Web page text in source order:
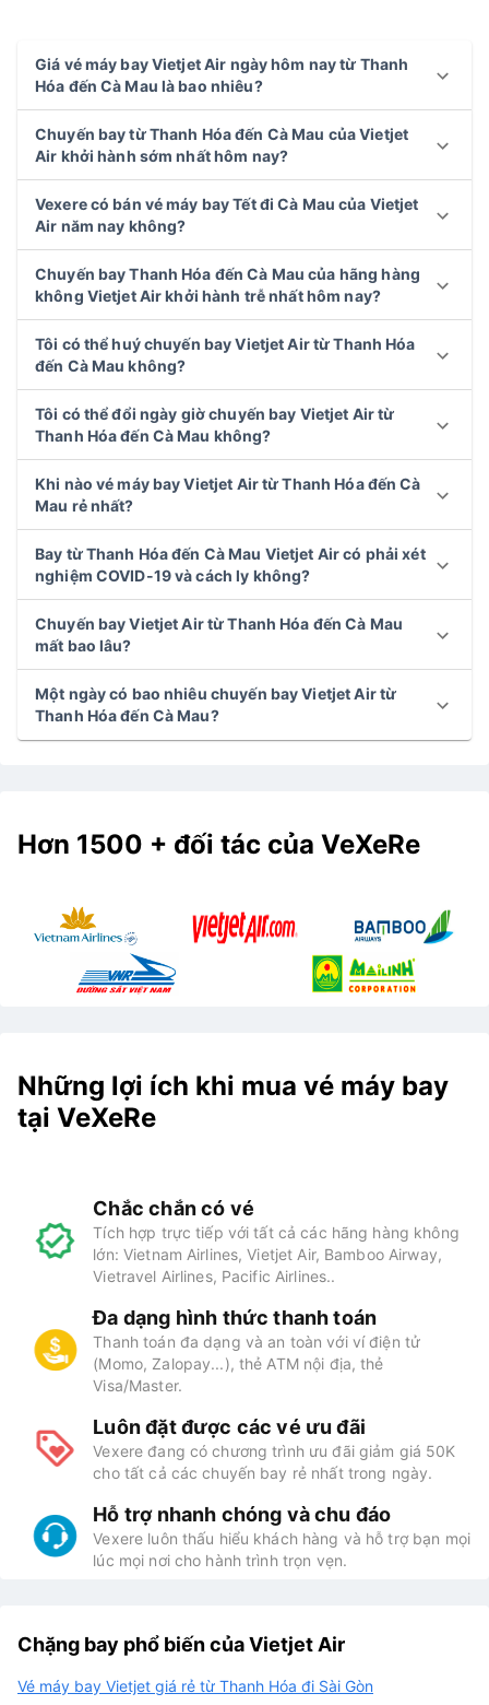
Giá vé máy bay Vietjet Air ngày hôm nay từ Thanh
Hóa đến Cà Mau là bao nhiêu?
Chuyến bay từ Thanh Hóa đến Cà Mau của Vietjet
Air khởi hành sớm nhất hôm nay?
Vexere có bán vé máy bay Tết đi Cà Mau của Vietjet
Air năm nay không?
Chuyến bay Thanh Hóa đến Cà Mau của hãng hàng
không Vietjet Air khởi hành trễ nhất hôm nay?
Tôi có thể huý chuyến bay Vietjet Air từ Thanh Hóa
đến Cà Mau không?
Tôi có thể đổi ngày giờ chuyến bay Vietjet Air từ
Thanh Hóa đến Cà Mau không?
Khi nào vé máy bay Vietjet Air từ Thanh Hóa đến Cà
Mau rẻ nhất?
Bay từ Thanh Hóa đến Cà Mau Vietjet Air có phải xét
nghiệm COVID-19 và cách ly không?
Chuyến bay Vietjet Air từ Thanh Hóa đến Cà Mau
mất bao lâu?
Một ngày có bao nhiêu chuyến bay Vietjet Air từ
Thanh Hóa đến Cà Mau?
Hơn 1500 + đối tác của VeXeRe
Những lợi ích khi mua vé máy bay
tại VeXeRe
Chắc chắn có vé
Tích hợp trực tiếp với tất cả các hãng hàng không
lớn: Vietnam Airlines, Vietjet Air, Bamboo Airway,
Vietravel Airlines, Pacific Airlines..
Đa dạng hình thức thanh toán
Thanh toán đa dạng và an toàn với ví điện tử
(Momo, Zalopay...), thẻ ATM nội địa, thẻ
Visa/Master.
Luôn đặt được các vé ưu đãi
Vexere đang có chương trình ưu đãi giảm giá 50K
cho tất cả các chuyến bay rẻ nhất trong ngày.
Hỗ trợ nhanh chóng và chu đáo
Vexere luôn thấu hiểu khách hàng và hỗ trợ bạn mọi
lúc mọi nơi cho hành trình trọn vẹn.
Chặng bay phổ biến của Vietjet Air
Vé máy bay Vietjet giá rẻ từ Thanh Hóa đi Sài Gòn